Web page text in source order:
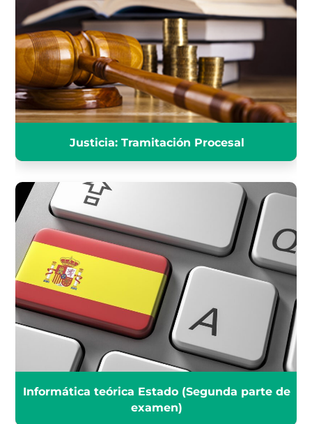
Justicia: Tramitación Procesal
JUSTICIA TRAMITACIÓN
PROCESAL
INFÓRMATE
Informática teórica Estado (Segunda parte de
examen)
INFORMÁTICA TEÓRICA
ESTADO
INFÓRMATE